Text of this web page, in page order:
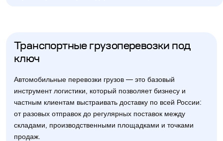
Транспортные грузоперевозки под
ключ
Автомобильные перевозки грузов — это базовый
инструмент логистики, который позволяет бизнесу и
частным клиентам выстраивать доставку по всей России:
от разовых отправок до регулярных поставок между
складами, производственными площадками и точками
продаж.